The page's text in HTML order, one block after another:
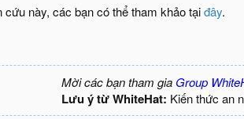
cứu này, các bạn có thể tham khảo tạiđây.
Mời các bạn tham gia Group
Lưu ý từ WhiteHat: Kiến thức an